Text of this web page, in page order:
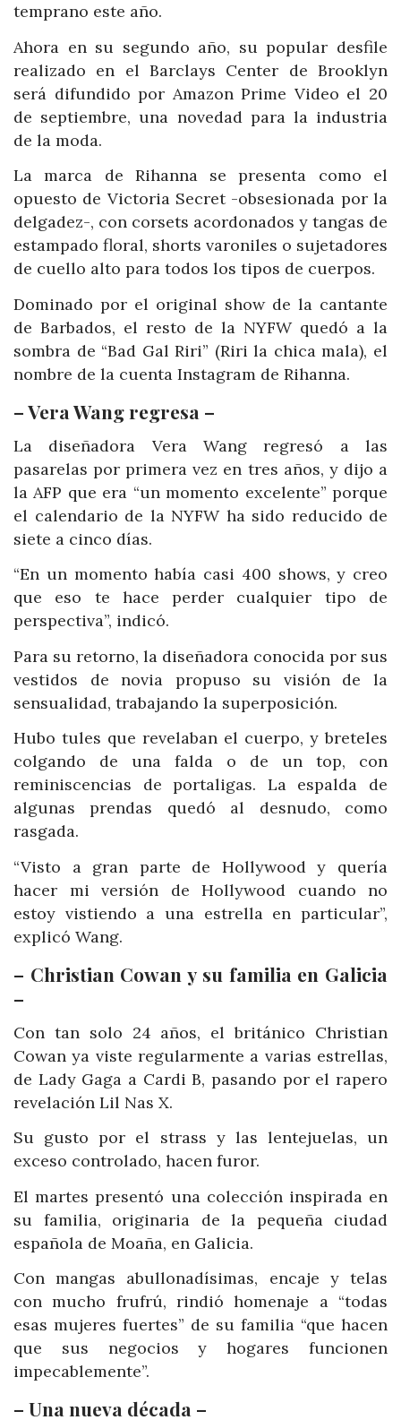
temprano este año.
Ahora en su segundo año, su popular desfile
realizado en el Barclays Center de Brooklyn
será difundido por Amazon Prime Video el 20
de septiembre, una novedad para la industria
de la moda.
La marca de Rihanna se presenta como el
opuesto de Victoria Secret -obsesionada por la
delgadez-, con corsets acordonados y tangas de
estampado floral, shorts varoniles o sujetadores
de cuello alto para todos los tipos de cuerpos.
Dominado por el original show de la cantante
de Barbados, el resto de la NYFW quedó a la
sombra de “Bad Gal Riri” (Riri la chica mala), el
nombre de la cuenta Instagram de Rihanna.
– Vera Wang regresa –
La diseñadora Vera Wang regresó a las
pasarelas por primera vez en tres años, y dijo a
la AFP que era “un momento excelente” porque
el calendario de la NYFW ha sido reducido de
siete a cinco días.
“En un momento había casi 400 shows, y creo
que eso te hace perder cualquier tipo de
perspectiva”, indicó.
Para su retorno, la diseñadora conocida por sus
vestidos de novia propuso su visión de la
sensualidad, trabajando la superposición.
Hubo tules que revelaban el cuerpo, y breteles
colgando de una falda o de un top, con
reminiscencias de portaligas. La espalda de
algunas prendas quedó al desnudo, como
rasgada.
“Visto a gran parte de Hollywood y quería
hacer mi versión de Hollywood cuando no
estoy vistiendo a una estrella en particular”,
explicó Wang.
– Christian Cowan y su familia en Galicia
–
Con tan solo 24 años, el británico Christian
Cowan ya viste regularmente a varias estrellas,
de Lady Gaga a Cardi B, pasando por el rapero
revelación Lil Nas X.
Su gusto por el strass y las lentejuelas, un
exceso controlado, hacen furor.
El martes presentó una colección inspirada en
su familia, originaria de la pequeña ciudad
española de Moaña, en Galicia.
Con mangas abullonadísimas, encaje y telas
con mucho frufrú, rindió homenaje a “todas
esas mujeres fuertes” de su familia “que hacen
que sus negocios y hogares funcionen
impecablemente”.
– Una nueva década –